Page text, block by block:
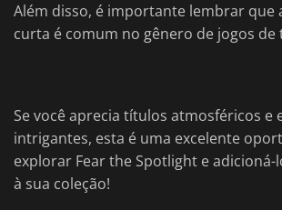
Além disso, é importante lembrar que
curta é comum no gênero de jogos
Se você aprecia títulos atmosféricos e
intrigantes, esta é uma excelente
explorar Fear the Spotlight e
à sua coleção!